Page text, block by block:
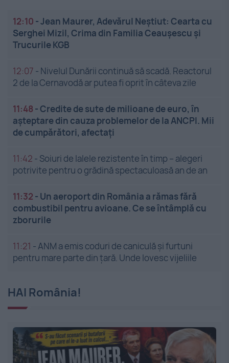
12:10 -Jean Maurer, Adevărul Neștiut: Cearta cu
Serghei Mizil, Crima din Familia Ceaușescu și
Trucurile KGB
12:07 - Nivelul Dunării continuă să scadă. Reactorul
2 de la Cernavodă ar putea fi oprit în câteva zile
11:48 -Credite de sute de milioane de euro, în
așteptare din cauza problemelor de la ANCPI. Mii
de cumpărători, afectați
11:42 - Soiuri de lalele rezistente în timp – alegeri
potrivite pentru o grădină spectaculoasă an de an
11:32 - Un aeroport din România a rămas fără
combustibil pentru avioane. Ce se întâmplă cu
zborurile
11:21 -ANM a emis coduri de caniculă și furtuni
pentru mare parte din țară. Unde lovesc vijeliile
HAI România!